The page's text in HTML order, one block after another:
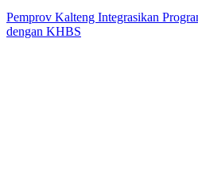
Pemprov Kalteng Integrasikan
dengan KHBS